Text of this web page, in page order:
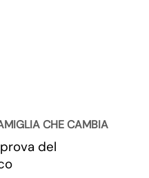
CHE CAMBIA
del